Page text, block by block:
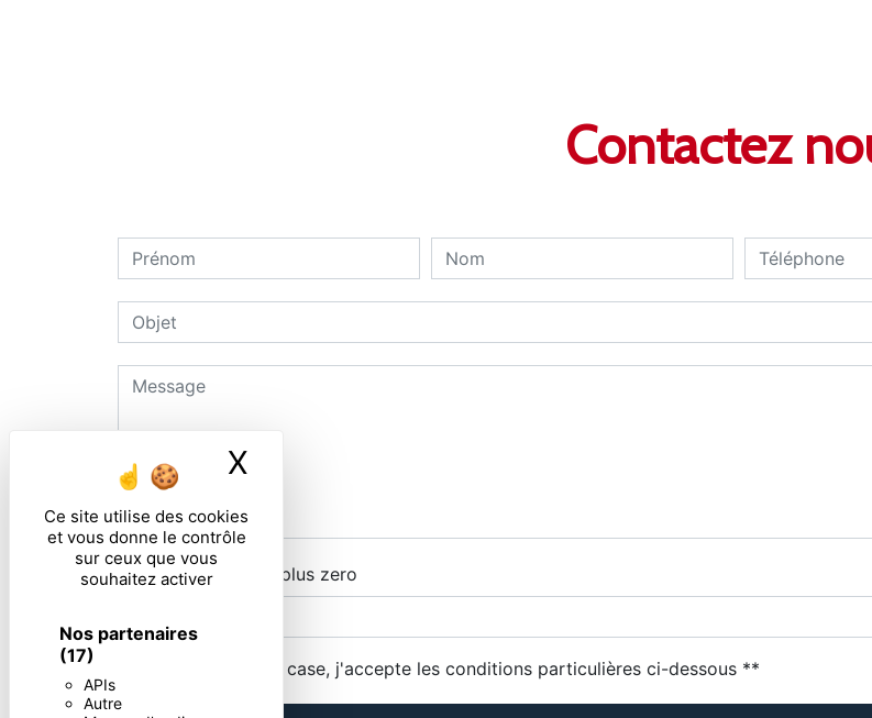
Ce site utilise des cookies
et vous donne le contrôle
sur ceux que vous
souhaitez activer
Nos partenaires
(17)
APIs
Autre
X
Contactez
Combien font trois plus zero
En cochant cette case, j'accepte les conditions particulières ci-dessous **